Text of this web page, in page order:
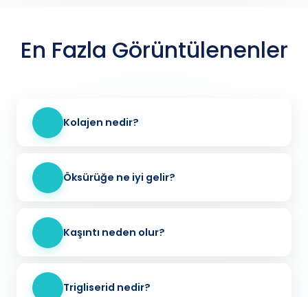
En Fazla Görüntülenenler
Kolajen nedir?
Öksürüğe ne iyi gelir?
Kaşıntı neden olur?
Trigliserid nedir?